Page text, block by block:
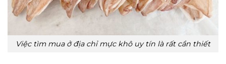
Việc tìm mua ở địa chỉ mực khô uy tín là rất cần thiết